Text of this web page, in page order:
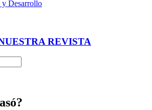
y Desarrollo
REVISTA